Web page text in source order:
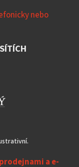
nebo
a e-